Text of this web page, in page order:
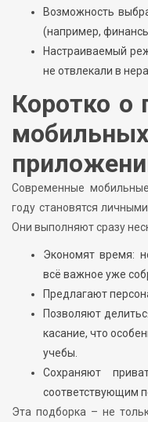
Возможность
(например,
Настраиваемый
не отвлекали в
Коротко о
Современные
году становятся
Они выполняют сразу
Экономят время:
всё важное уже
Предлагают
Позволяют
касание, что
учебы.
Сохраняют
соответствующим
Эта подборка – не